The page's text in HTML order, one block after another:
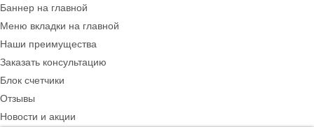
Баннер на главной
Меню вкладки на главной
Наши преимущества
Заказать консультацию
Блок счетчики
Отзывы
Новости и акции